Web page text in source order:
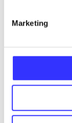
Marketing